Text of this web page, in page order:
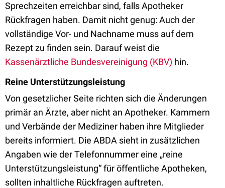
Sprechzeiten erreichbar sind, falls Apotheker
Rückfragen haben. Damit nicht genug: Auch der
vollständige Vor- und Nachname muss auf dem
Rezept zu finden sein. Darauf weist die
Kassenärztliche Bundesvereinigung (KBV) hin.
Reine Unterstützungsleistung
Von gesetzlicher Seite richten sich die Änderungen
primär an Ärzte, aber nicht an Apotheker. Kammern
und Verbände der Mediziner haben ihre Mitglieder
bereits informiert. Die ABDA sieht in zusätzlichen
Angaben wie der Telefonnummer eine „reine
Unterstützungsleistung“ für öffentliche Apotheken,
sollten inhaltliche Rückfragen auftreten.